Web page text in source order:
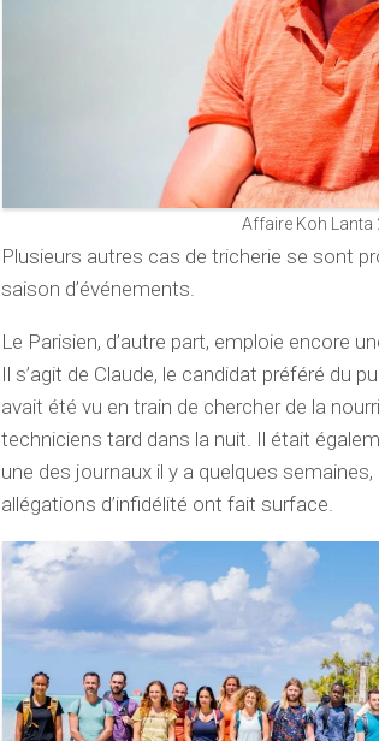
Affaire Koh Lanta
Plusieurs autres cas de tricherie se sont
saison d’événements.
Le Parisien, d’autre part, emploie encore
Il s’agit de Claude, le candidat préféré du
avait été vu en train de chercher de la
techniciens tard dans la nuit. Il était
une des journaux il y a quelques
allégations d’infidélité ont fait surface.